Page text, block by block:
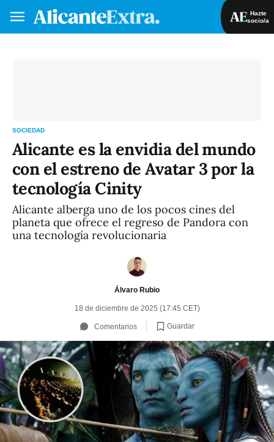
Hazte
socio/a
SOCIEDAD
Alicante es la envidia del mundo
con el estreno de Avatar 3 por la
tecnología Cinity
Alicante alberga uno de los pocos cines del
planeta que ofrece el regreso de Pandora con
una tecnología revolucionaria
Álvaro Rubio
18 de diciembre de 2025 (17:45 CET)
Comentarios Guardar